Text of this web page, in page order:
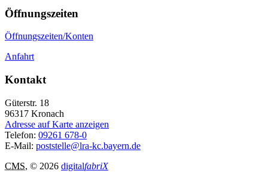
Öffnungszeiten
Öffnungszeiten/Konten
Anfahrt
Kontakt
Güterstr. 18
96317 Kronach
Adresse auf Karte anzeigen
Telefon: 09261 678-0
E-Mail: poststelle@lra-kc.bayern.de
CMS, © 2026 digitalfabriX